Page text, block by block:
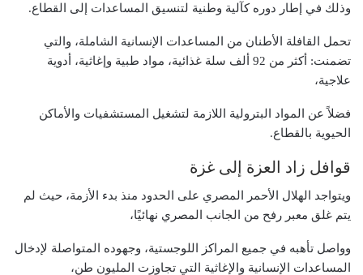
وذلك في إطار دوره كآلية وطنية لتنسيق المساعدات إلى القطاع.
تحمل القافلة الأطنان من المساعدات الإنسانية الشاملة، والتي
تضمنت: أكثر من 92 ألف سلة غذائية، مواد طبية وإغاثية، أدوية
علاجية،
فضلاً عن المواد البترولية اللازمة لتشغيل المستشفيات والأماكن
الحيوية بالقطاع.
قوافل زاد العزة إلى غزة
ويتواجد الهلال الأحمر المصري على الحدود منذ بدء الأزمة، حيث لم
يتم غلق معبر رفح من الجانب المصري نهائيًا،
وواصل تأهبه في جميع المراكز اللوجستية، وجهوده المتواصلة لإدخال
المساعدات الإنسانية والإغاثية التي تجاوزت المليون طن،